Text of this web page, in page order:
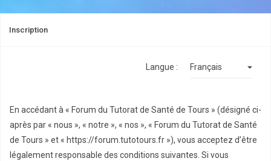
Inscription
Langue :
En accédant à « Forum du Tutorat de Santé de Tours » (désigné ci-
après par « nous », « notre », « nos », « Forum du Tutorat de Santé
de Tours » et « https://forum.tutotours.fr »), vous acceptez d’être
légalement responsable des conditions suivantes. Si vous